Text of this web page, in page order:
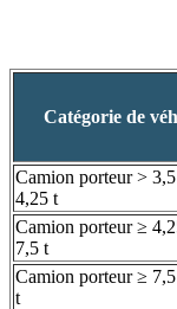
Catégorie de
Camion porteur >
4,25 t
Camion porteur ≥
7,5 t
Camion porteur ≥
t